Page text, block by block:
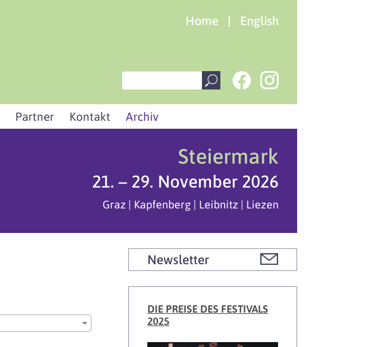
Home | English
Partner Kontakt Archiv
Steiermark
21. – 29. November 2026
Graz | Kapfenberg | Leibnitz | Liezen
Newsletter
DIE PREISE DES FESTIVALS
2025